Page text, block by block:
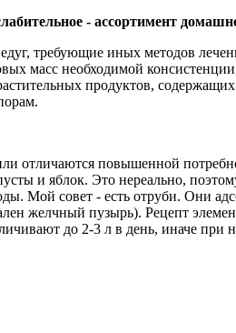
- ассортимент
требующие иных методов
масс необходимой
продуктов,
отличаются повышенной
и яблок. Это нереально,
Мой совет - есть отруби. Они
желчный пузырь). Рецепт
до 2-3 л в день, иначе при